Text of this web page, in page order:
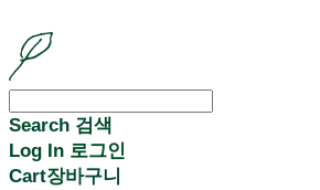
Search 검색
Log In 로그인
Cart장바구니